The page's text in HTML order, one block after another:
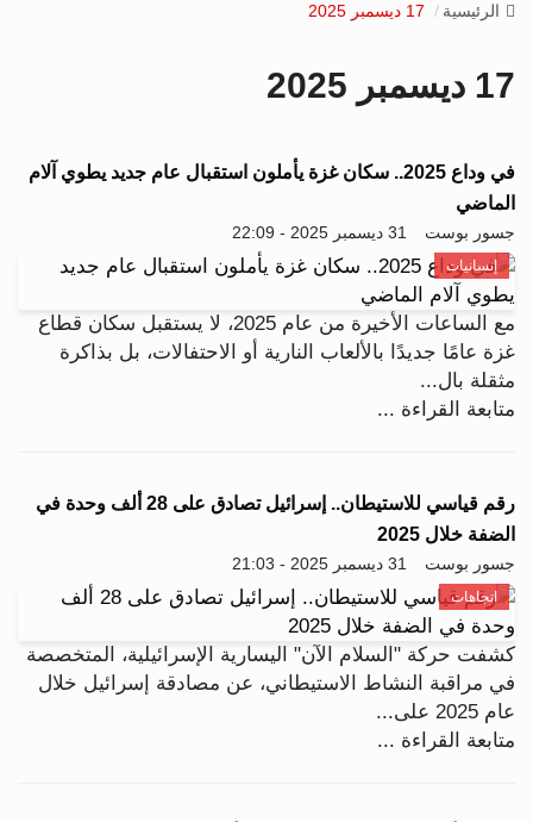
الرئيسية 17 ديسمبر 2025
17 ديسمبر 2025
في وداع 2025.. سكان غزة يأملون استقبال عام جديد يطوي آلام
الماضي
جسور بوست 31 ديسمبر 2025 - 22:09
إنسانيات
مع الساعات الأخيرة من عام 2025، لا يستقبل سكان قطاع
غزة عامًا جديدًا بالألعاب النارية أو الاحتفالات، بل بذاكرة
مثقلة بال...
متابعة القراءة ...
رقم قياسي للاستيطان.. إسرائيل تصادق على 28 ألف وحدة في
الضفة خلال 2025
جسور بوست 31 ديسمبر 2025 - 21:03
اتجاهات
كشفت حركة "السلام الآن" اليسارية الإسرائيلية، المتخصصة
في مراقبة النشاط الاستيطاني، عن مصادقة إسرائيل خلال
عام 2025 على...
متابعة القراءة ...